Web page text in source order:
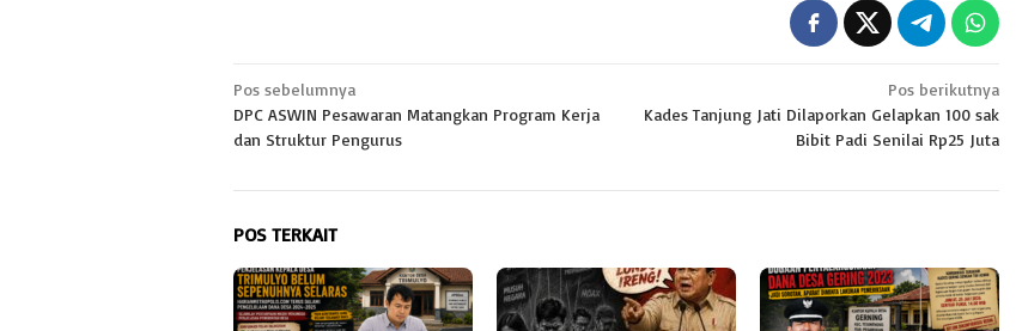
Navigasi
pos
Pos sebelumnya
DPC ASWIN Pesawaran Matangkan Program Kerja
dan Struktur Pengurus
Pos berikutnya
Kades Tanjung Jati Dilaporkan Gelapkan 100 sak
Bibit Padi Senilai Rp25 Juta
POS TERKAIT